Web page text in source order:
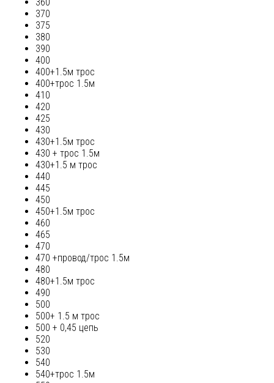
360
370
375
380
390
400
400+1.5м трос
400+трос 1.5м
410
420
425
430
430+1.5м трос
430 + трос 1.5м
430+1.5 м трос
440
445
450
450+1.5м трос
460
465
470
470 +провод/трос 1.5м
480
480+1.5м трос
490
500
500+ 1.5 м трос
500 + 0,45 цепь
520
530
540
540+трос 1.5м